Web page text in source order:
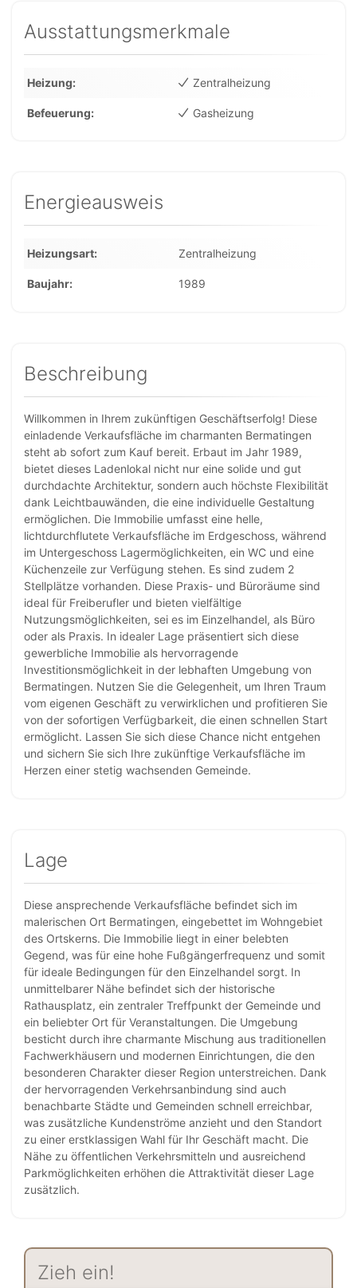
Ausstattungsmerkmale
Heizung Zentralheizung
Befeuerung Gasheizung
Energieausweis
Heizungsart Zentralheizung
Baujahr 1989
Beschreibung
Willkommen in Ihrem zukünftigen Geschäftserfolg! Diese
einladende Verkaufsfläche im charmanten Bermatingen
steht ab sofort zum Kauf bereit. Erbaut im Jahr 1989,
bietet dieses Ladenlokal nicht nur eine solide und gut
durchdachte Architektur, sondern auch höchste Flexibilität
dank Leichtbauwänden, die eine individuelle Gestaltung
ermöglichen. Die Immobilie umfasst eine helle,
lichtdurchflutete Verkaufsfläche im Erdgeschoss, während
im Untergeschoss Lagermöglichkeiten, ein WC und eine
Küchenzeile zur Verfügung stehen. Es sind zudem 2
Stellplätze vorhanden. Diese Praxis- und Büroräume sind
ideal für Freiberufler und bieten vielfältige
Nutzungsmöglichkeiten, sei es im Einzelhandel, als Büro
oder als Praxis. In idealer Lage präsentiert sich diese
gewerbliche Immobilie als hervorragende
Investitionsmöglichkeit in der lebhaften Umgebung von
Bermatingen. Nutzen Sie die Gelegenheit, um Ihren Traum
vom eigenen Geschäft zu verwirklichen und profitieren Sie
von der sofortigen Verfügbarkeit, die einen schnellen Start
ermöglicht. Lassen Sie sich diese Chance nicht entgehen
und sichern Sie sich Ihre zukünftige Verkaufsfläche im
Herzen einer stetig wachsenden Gemeinde.
Lage
Diese ansprechende Verkaufsfläche befindet sich im
malerischen Ort Bermatingen, eingebettet im Wohngebiet
des Ortskerns. Die Immobilie liegt in einer belebten
Gegend, was für eine hohe Fußgängerfrequenz und somit
für ideale Bedingungen für den Einzelhandel sorgt. In
unmittelbarer Nähe befindet sich der historische
Rathausplatz, ein zentraler Treffpunkt der Gemeinde und
ein beliebter Ort für Veranstaltungen. Die Umgebung
besticht durch ihre charmante Mischung aus traditionellen
Fachwerkhäusern und modernen Einrichtungen, die den
besonderen Charakter dieser Region unterstreichen. Dank
der hervorragenden Verkehrsanbindung sind auch
benachbarte Städte und Gemeinden schnell erreichbar,
was zusätzliche Kundenströme anzieht und den Standort
zu einer erstklassigen Wahl für Ihr Geschäft macht. Die
Nähe zu öffentlichen Verkehrsmitteln und ausreichend
Parkmöglichkeiten erhöhen die Attraktivität dieser Lage
zusätzlich.
Zieh ein!